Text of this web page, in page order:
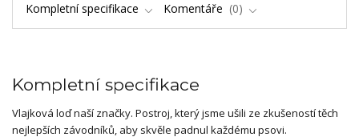
Kompletní specifikace Komentáře 0
Kompletní specifikace
Vlajková loď naší značky. Postroj, který jsme ušili ze zkušeností těch
nejlepších závodníků, aby skvěle padnul každému psovi.